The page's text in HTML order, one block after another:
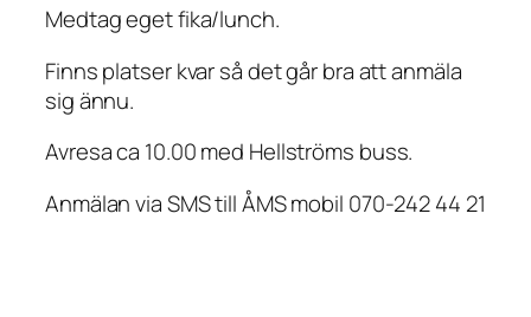
Medtag eget fika/lunch.
Finns platser kvar så det går bra att anmäla
sig ännu.
Avresa ca 10.00 med Hellströms buss.
Anmälan via SMS till ÅMS mobil 070-242 44 21